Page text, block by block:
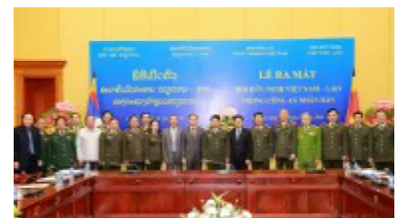
trong lực lượng CAND giai đoạn 2013 - 2018 theo hình
thức trực tuyến tại hai điểm cầu ở Hà Nội và Thành phố
Hồ Chí Minh.